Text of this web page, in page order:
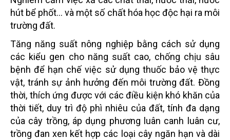
hút bể phốt… và một số chất hóa học độc hại ra môi
trường đất.
Tăng năng suất nông nghiệp bằng cách sử dụng
các kiểu gen cho năng suất cao, chống chịu sâu
bệnh để hạn chế việc sử dụng thuốc bảo vệ thực
vật, tránh sự ảnh hưởng đến môi trường đất. Đồng
thời, thích ứng được với các điều kiện khó khăn của
thời tiết, duy trì độ phì nhiêu của đất, tính đa dạng
của cây trồng, áp dụng phương luân canh luân cư,
trồng đan xen kết hợp các loại cây ngăn hạn và dài